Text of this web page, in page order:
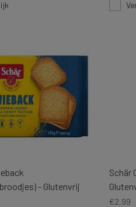
- Glutenvrij
Schär
€2,99